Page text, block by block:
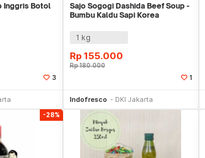
Inggris Botol
3
Sajo Sogogi Dashida Beef Soup -
Bumbu Kaldu Sapi Korea
1 kg
Rp 155.000
Rp180.000
1
Indofresco DKI Jakarta
-28%